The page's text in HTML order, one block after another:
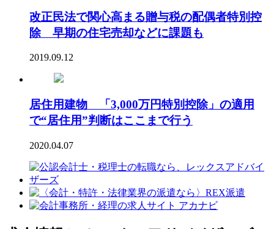
改正民法で関心高まる贈与税の配偶者特別控
除 早期の住宅売却などに課題も
2019.09.12
居住用建物 「3,000万円特別控除」の適用
で“居住用”判断はここまで行う
2020.04.07